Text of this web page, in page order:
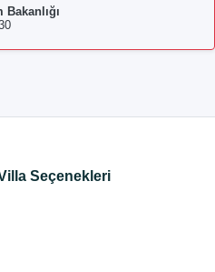
Seçenekleri